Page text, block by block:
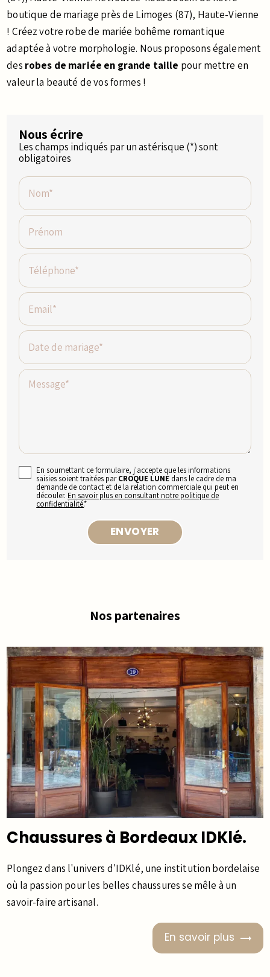
boutique de mariage près de Limoges (87), Haute-Vienne
! Créez votre robe de mariée bohême romantique
adaptée à votre morphologie. Nous proposons également
des robes de mariée en grande taille pour mettre en
valeur la beauté de vos formes !
Nous écrire
Les champs indiqués par un astérisque (*) sont
obligatoires
Nom*
Prénom
Téléphone*
Email*
Date de mariage*
Message*
En soumettant ce formulaire, j'accepte que les informations
saisies soient traitées parCROQUE LUNE dans le cadre de ma
demande de contact et de la relation commerciale qui peut en
découler. En savoir plus en consultant notre politique de
confidentialité.*
Nos partenaires
Chaussures à Bordeaux IDKlé.
Plongez dans l'univers d'IDKlé, une institution bordelaise
où la passion pour les belles chaussures se mêle à un
savoir-faire artisanal.
En savoir plus